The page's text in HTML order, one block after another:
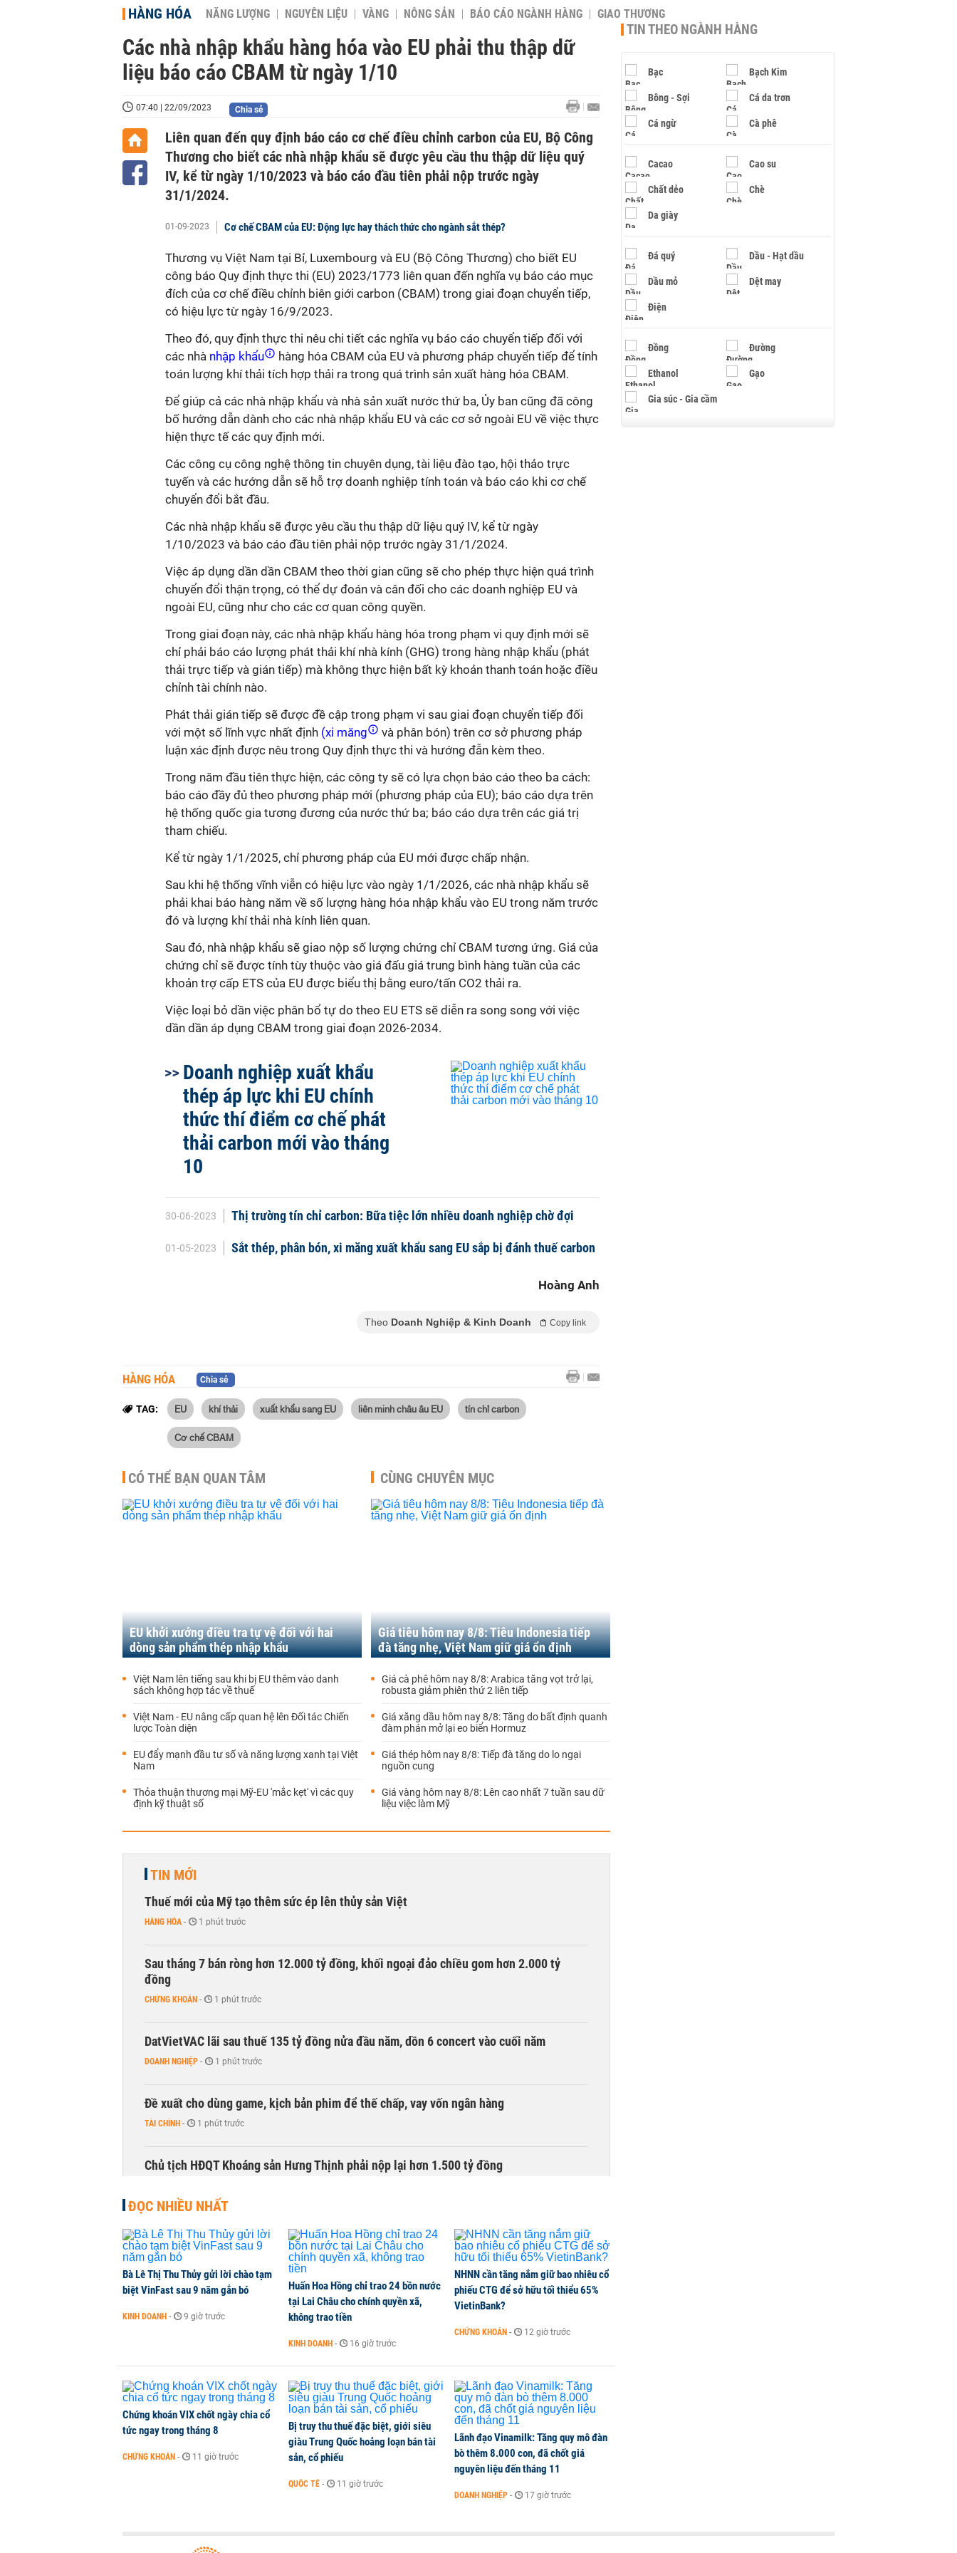
HÀNG HÓA NĂNG LƯỢNG NGUYÊN LIỆU VÀNG NÔNG SẢN BÁO CÁO NGÀNH HÀNG GIAO THƯƠNG
Các nhà nhập khẩu hàng hóa vào EU phải thu thập dữ
liệu báo cáo CBAM từ ngày 1/10
07:40 | 22/09/2023 Chia sẻ
Liên quan đến quy định báo cáo cơ chế điều chỉnh carbon của EU, Bộ Công
Thương cho biết các nhà nhập khẩu sẽ được yêu cầu thu thập dữ liệu quý
IV, kể từ ngày 1/10/2023 và báo cáo đầu tiên phải nộp trước ngày
31/1/2024.
01-09-2023 Cơ chế CBAM của EU: Động lực hay thách thức cho ngành sắt thép?
Thương vụ Việt Nam tại Bỉ, Luxembourg và EU (Bộ Công Thương) cho biết EU
công báo Quy định thực thi (EU) 2023/1773 liên quan đến nghĩa vụ báo cáo mục
đích của cơ chế điều chỉnh biên giới carbon (CBAM) trong giai đoạn chuyển tiếp,
có hiệu lực từ ngày 16/9/2023.
Theo đó, quy định thực thi nêu chi tiết các nghĩa vụ báo cáo chuyển tiếp đối với
các nhà nhập khẩu
hàng hóa CBAM của EU và phương pháp chuyển tiếp để tính
toán lượng khí thải tích hợp thải ra trong quá trình sản xuất hàng hóa CBAM.
Để giúp cả các nhà nhập khẩu và nhà sản xuất nước thứ ba, Ủy ban cũng đã công
bố hướng dẫn dành cho các nhà nhập khẩu EU và các cơ sở ngoài EU về việc thực
hiện thực tế các quy định mới.
Các công cụ công nghệ thông tin chuyên dụng, tài liệu đào tạo, hội thảo trực
tuyến và các hướng dẫn sẽ hỗ trợ doanh nghiệp tính toán và báo cáo khi cơ chế
chuyển đổi bắt đầu.
Các nhà nhập khẩu sẽ được yêu cầu thu thập dữ liệu quý IV, kể từ ngày
1/10/2023 và báo cáo đầu tiên phải nộp trước ngày 31/1/2024.
Việc áp dụng dần dần CBAM theo thời gian cũng sẽ cho phép thực hiện quá trình
chuyển đổi thận trọng, có thể dự đoán và cân đối cho các doanh nghiệp EU và
ngoài EU, cũng như cho các cơ quan công quyền.
Trong giai đoạn này, các nhà nhập khẩu hàng hóa trong phạm vi quy định mới sẽ
chỉ phải báo cáo lượng phát thải khí nhà kính (GHG) trong hàng nhập khẩu (phát
thải trực tiếp và gián tiếp) mà không thực hiện bất kỳ khoản thanh toán hoặc điều
chỉnh tài chính nào.
Phát thải gián tiếp sẽ được đề cập trong phạm vi sau giai đoạn chuyển tiếp đối
với một số lĩnh vực nhất định (xi măng
và phân bón) trên cơ sở phương pháp
luận xác định được nêu trong Quy định thực thi và hướng đẫn kèm theo.
Trong năm đầu tiên thực hiện, các công ty sẽ có lựa chọn báo cáo theo ba cách:
báo cáo đầy đủ theo phương pháp mới (phương pháp của EU); báo cáo dựa trên
hệ thống quốc gia tương đương của nước thứ ba; báo cáo dựa trên các giá trị
tham chiếu.
Kể từ ngày 1/1/2025, chỉ phương pháp của EU mới được chấp nhận.
Sau khi hệ thống vĩnh viễn có hiệu lực vào ngày 1/1/2026, các nhà nhập khẩu sẽ
phải khai báo hàng năm về số lượng hàng hóa nhập khẩu vào EU trong năm trước
đó và lượng khí thải nhà kính liên quan.
Sau đó, nhà nhập khẩu sẽ giao nộp số lượng chứng chỉ CBAM tương ứng. Giá của
chứng chỉ sẽ được tính tùy thuộc vào giá đấu giá trung bình hàng tuần của các
khoản trợ cấp ETS của EU được biểu thị bằng euro/tấn CO2 thải ra.
Việc loại bỏ dần việc phân bổ tự do theo EU ETS sẽ diễn ra song song với việc
dần dần áp dụng CBAM trong giai đoạn 2026-2034.
Doanh nghiệp xuất khẩu
thép áp lực khi EU chính
thức thí điểm cơ chế phát
thải carbon mới vào tháng
10
30-06-2023 Thị trường tín chỉ carbon: Bữa tiệc lớn nhiều doanh nghiệp chờ đợi
01-05-2023 Sắt thép, phân bón, xi măng xuất khẩu sang EU sắp bị đánh thuế carbon
Hoàng Anh
Theo Doanh Nghiệp & Kinh Doanh Copy link
HÀNG HÓA Chia sẻ
TAG: EU khí thải xuất khẩu sang EU liên minh châu âu EU tín chỉ carbon
Cơ chế CBAM
CÓ THỂ BẠN QUAN TÂM
EU khởi xướng điều tra tự vệ đối với hai
dòng sản phẩm thép nhập khẩu
Việt Nam lên tiếng sau khi bị EU thêm vào danh
sách không hợp tác về thuế
Việt Nam - EU nâng cấp quan hệ lên Đối tác Chiến
lược Toàn diện
EU đẩy mạnh đầu tư số và năng lượng xanh tại Việt
Nam
Thỏa thuận thương mại Mỹ-EU 'mắc kẹt' vì các quy
định kỹ thuật số
CÙNG CHUYÊN MỤC
Giá tiêu hôm nay 8/8: Tiêu Indonesia tiếp
đà tăng nhẹ, Việt Nam giữ giá ổn định
Giá cà phê hôm nay 8/8: Arabica tăng vọt trở lại,
robusta giảm phiên thứ 2 liên tiếp
Giá xăng dầu hôm nay 8/8: Tăng do bất định quanh
đàm phán mở lại eo biển Hormuz
Giá thép hôm nay 8/8: Tiếp đà tăng do lo ngại
nguồn cung
Giá vàng hôm nay 8/8: Lên cao nhất 7 tuần sau dữ
liệu việc làm Mỹ
TIN MỚI
Thuế mới của Mỹ tạo thêm sức ép lên thủy sản Việt
HÀNG HÓA - 1 phút trước
Sau tháng 7 bán ròng hơn 12.000 tỷ đồng, khối ngoại đảo chiều gom hơn 2.000 tỷ
đồng
CHỨNG KHOÁN - 1 phút trước
DatVietVAC lãi sau thuế 135 tỷ đồng nửa đầu năm, dồn 6 concert vào cuối năm
DOANH NGHIỆP - 1 phút trước
Đề xuất cho dùng game, kịch bản phim để thế chấp, vay vốn ngân hàng
TÀI CHÍNH - 1 phút trước
Chủ tịch HĐQT Khoáng sản Hưng Thịnh phải nộp lại hơn 1.500 tỷ đồng
Công ty 100 tỷ của Huấn Hoa Hồng bỗng dưng ‘biến mất’, một công ty khác đã giải thể
KINH DOANH 1 phút trước
Dự án Sheraton Phú Quốc bị buộc chấm dứt hoạt động
15.000 nhà đầu tư 0 tuổi có tài khoản chứng khoán: Phụ huynh Hàn Quốc đổ xô mua cổ
phiếu tích sản cho con
QUỐC TẾ - 1 phút trước
ĐỌC NHIỀU NHẤT
Bà Lê Thị Thu Thủy gửi lời chào tạm
biệt VinFast sau 9 năm gắn bó
KINH DOANH - 9 giờ trước
Huấn Hoa Hồng chỉ trao 24 bồn nước
tại Lai Châu cho chính quyền xã,
không trao tiền
KINH DOANH - 16 giờ trước
NHNN cần tăng nắm giữ bao nhiêu cổ
phiếu CTG để sở hữu tối thiểu 65%
VietinBank?
CHỨNG KHOÁN - 12 giờ trước
Chứng khoán VIX chốt ngày chia cổ
tức ngay trong tháng 8
CHỨNG KHOÁN - 11 giờ trước
Bị truy thu thuế đặc biệt, giới siêu
giàu Trung Quốc hoảng loạn bán tài
sản, cổ phiếu
QUỐC TẾ - 11 giờ trước
Lãnh đạo Vinamilk: Tăng quy mô đàn
bò thêm 8.000 con, đã chốt giá
nguyên liệu đến tháng 11
DOANH NGHIỆP - 17 giờ trước
TIN THEO NGÀNH HÀNG
Bạc Bạch Kim
Bông - Sợi Cá da trơn
Cá ngừ Cà phê
Cacao Cao su
Chất dẻo Chè
Da giày
Đá quý Dầu - Hạt dầu
Dầu mỏ Dệt may
Điện
Đồng Đường
Ethanol Gạo
Gia súc - Gia cầm